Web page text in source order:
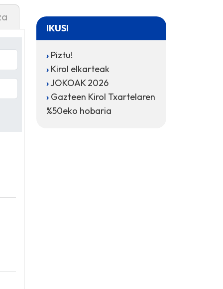
IKUSI
Piztu!
Kirol elkarteak
JOKOAK 2026
Gazteen Kirol Txartelaren
%50eko hobaria